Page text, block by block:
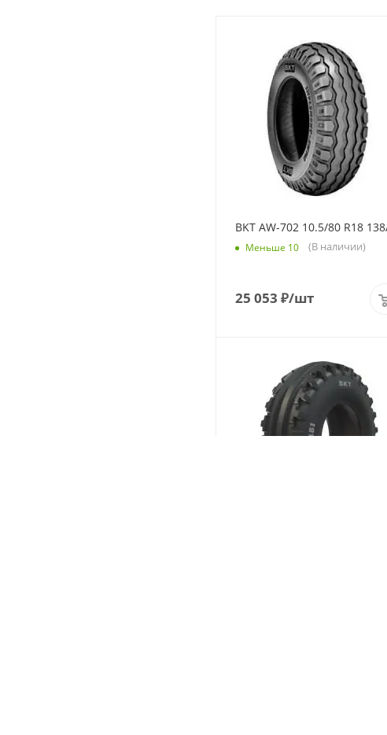
BKT AW-702 10.5/80 R18
Меньше 10 (В наличии)
25 053 ₽/шт